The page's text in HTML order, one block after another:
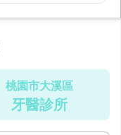
桃園市大溪區
牙醫診所